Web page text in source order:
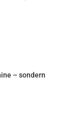
– sondern